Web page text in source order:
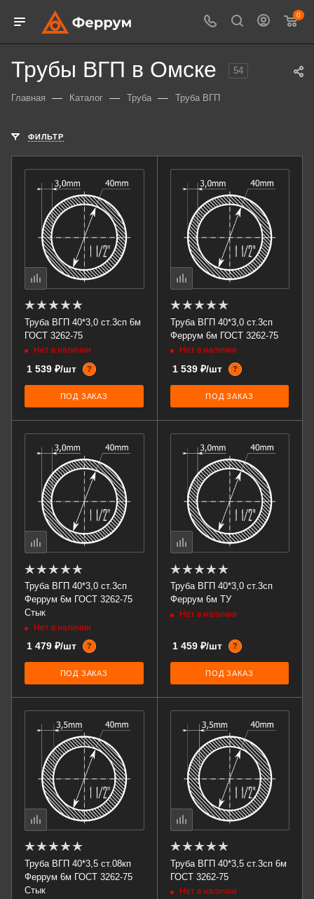
0
Трубы ВГП в Омске 54
Главная — Каталог — Труба — Труба ВГП
ФИЛЬТР
Труба ВГП 40*3,0 ст.3сп 6м
ГОСТ 3262-75
Нет в наличии
1 539 ₽/шт ?
ПОД ЗАКАЗ
Труба ВГП 40*3,0 ст.3сп
Феррум 6м ГОСТ 3262-75
Нет в наличии
1 539 ₽/шт ?
ПОД ЗАКАЗ
Труба ВГП 40*3,0 ст.3сп
Феррум 6м ГОСТ 3262-75
Стык
Нет в наличии
1 479 ₽/шт ?
ПОД ЗАКАЗ
Труба ВГП 40*3,0 ст.3сп
Феррум 6м ТУ
Нет в наличии
1 459 ₽/шт ?
ПОД ЗАКАЗ
Труба ВГП 40*3,5 ст.08кп
Феррум 6м ГОСТ 3262-75
Стык
Труба ВГП 40*3,5 ст.3сп 6м
ГОСТ 3262-75
Нет в наличии